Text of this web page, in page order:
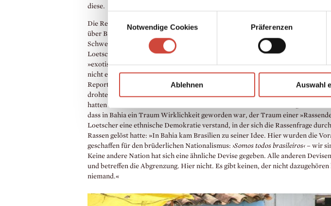
Notwendige Cookies
Präferenzen
Ablehnen Auswahl
diese.
Die Reportagen in Das Entdecken erfinden
erlauben es, Loetschers
über Brasilien nachzuvollziehen. Während Brasilien heute ständig in den Medien
Schweiz und Deutschland zahlreiche Samba-Clubs und Capoeira-Vereine gibt,
Loetscher zum ersten Mal in Rio de Janeiro eintraf, für die große Mehrheit
»exotisches« Land; viel mehr als Karneval und Fußball fiel den meisten beim
nicht ein. Loetscher selber erging es anfangs nicht viel besser; in »Bahia –
Reportage für die Zeitschriftdu, für die er zusammen mit dem FotografenRené
drohte auch er sich gelegentlich in die Exotik zu verlieren. Loetschers frühe
hatten tatsächlich etwas von der Suche nach einer Wunschvorstellung. Der
dass in Bahia ein Traum Wirklichkeit geworden war, der Traum einer
Loetscher eine ethnische Demokratie verstand, in der sich die Rassenfrage
Rassen gelöst hatte: »In Bahia kam Brasilien zu seiner Idee. Hier wurden die
geschaffen für den brüderlichen Nationalismus: ›Somos todos brasileiros‹ – wir
Keine andere Nation hat sich eine ähnliche Devise gegeben. Alle anderen
und betreffen die Abgrenzung. Hier nicht. Es gibt keinen, der nicht
niemand.«